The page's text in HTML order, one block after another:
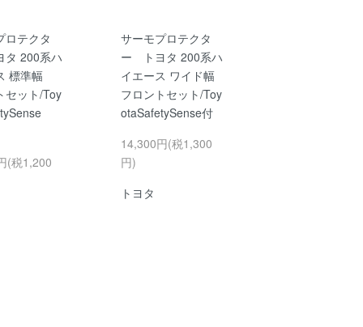
ロテクタ
200系ハ
標準幅
セット/Toy
(税1,200
サーモプロテクタ
ー トヨタ 200系ハ
イエース ワイド幅
フロントセット/Toy
otaSafetySense付
14,300円(税1,300
円)
トヨタ